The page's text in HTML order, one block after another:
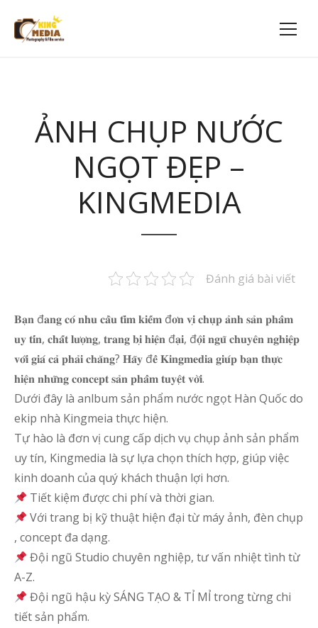
ẢNH CHỤP NƯỚC
NGỌT ĐẸP –
KINGMEDIA
Đánh giá bài viết
𝐁𝐚̣𝐧 đ𝐚𝐧𝐠 𝐜𝐨́ 𝐧𝐡𝐮 𝐜𝐚̂̀𝐮 𝐭𝐢̀𝐦 𝐤𝐢𝐞̂́𝐦 đ𝐨̛𝐧 𝐯𝐢̣ 𝐜𝐡𝐮̣𝐩 𝐚̉𝐧𝐡 𝐬𝐚̉𝐧 𝐩𝐡𝐚̂̉𝐦
𝐮𝐲 𝐭𝐢́𝐧, 𝐜𝐡𝐚̂́𝐭 𝐥𝐮̛𝐨̛̣𝐧𝐠, 𝐭𝐫𝐚𝐧𝐠 𝐛𝐢̣ 𝐡𝐢𝐞̣̂𝐧 đ𝐚̣𝐢, đ𝐨̣̂𝐢 𝐧𝐠𝐮̃ 𝐜𝐡𝐮𝐲𝐞̂𝐧 𝐧𝐠𝐡𝐢𝐞̣̂𝐩
𝐯𝐨̛́𝐢 𝐠𝐢𝐚́ 𝐜𝐚̉ 𝐩𝐡𝐚̉𝐢 𝐜𝐡𝐚̆𝐧𝐠? 𝐇𝐚̃𝐲 đ𝐞̂̉ 𝐊𝐢𝐧𝐠𝐦𝐞𝐝𝐢𝐚 𝐠𝐢𝐮́𝐩 𝐛𝐚̣𝐧 𝐭𝐡𝐮̛̣𝐜
𝐡𝐢𝐞̣̂𝐧 𝐧𝐡𝐮̛̃𝐧𝐠 𝐜𝐨𝐧𝐜𝐞𝐩𝐭 𝐬𝐚̉𝐧 𝐩𝐡𝐚̂̉𝐦 𝐭𝐮𝐲𝐞̣̂𝐭 𝐯𝐨̛̀𝐢.
Dưới đây là anlbum sản phẩm nước ngọt Hàn Quốc do
ekip nhà Kingmeia thực hiện.
Tự hào là đơn vị cung cấp dịch vụ chụp ảnh sản phẩm
uy tín, Kingmedia là sự lựa chọn thích hợp, giúp việc
kinh doanh của quý khách thuận lợi hơn.
Tiết kiệm được chi phí và thời gian.
Với trang bị kỹ thuật hiện đại từ máy ảnh, đèn chụp
, concept đa dạng.
Đội ngũ Studio chuyên nghiệp, tư vấn nhiệt tình từ
A-Z.
Đội ngũ hậu kỳ SÁNG TẠO & TỈ MỈ trong từng chi
tiết sản phẩm.